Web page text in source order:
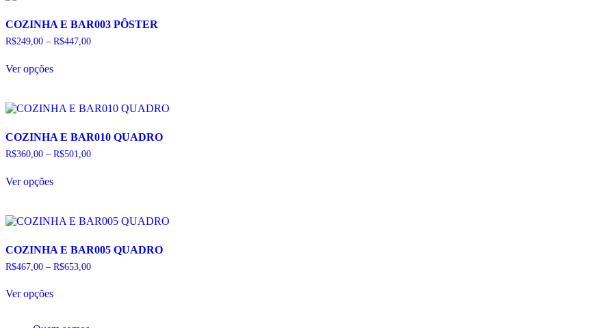
opções
podem
ser
na
produto
COZINHA E BAR003 PÔSTER
R$249,00 – R$447,00Faixa
Ver opçõesproduto
variantes.
opções
podem
ser
na
produto
COZINHA E BAR010 QUADRO
R$360,00 – R$501,00Faixa
Ver opçõesproduto
variantes.
opções
podem
ser
na
COZINHA E BAR005 QUADRO
R$467,00 – R$653,00Faixa
Ver opçõesproduto